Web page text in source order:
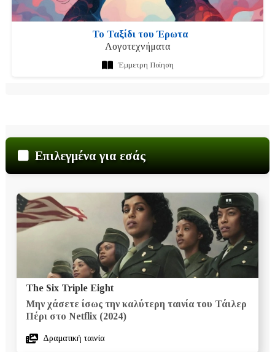
Το Ταξίδι του Έρωτα
Λογοτεχνήματα
Έμμετρη Ποίηση
Επιλεγμένα για εσάς
The Six Triple Eight
Μην χάσετε ίσως την καλύτερη ταινία του Τάιλερ
Πέρι στο Netflix (2024)
Δραματική ταινία